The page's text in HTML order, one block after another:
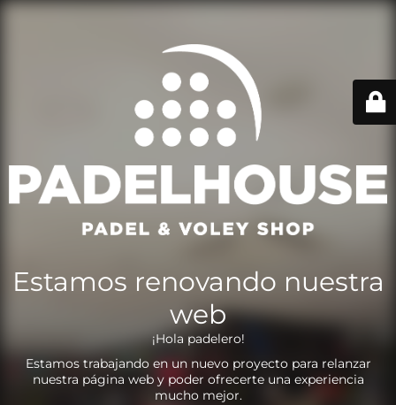
Estamos renovando nuestra
web
¡Hola padelero!
Estamos trabajando en un nuevo proyecto para relanzar
nuestra página web y poder ofrecerte una experiencia
mucho mejor.